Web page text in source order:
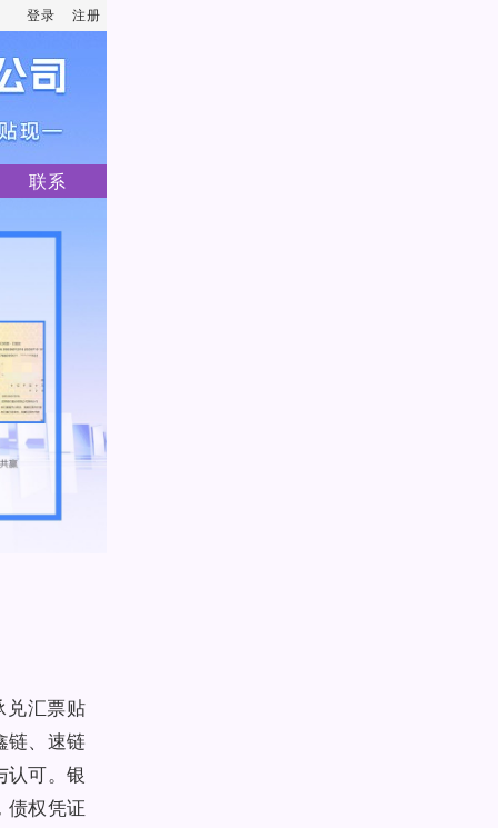
登录 注册
联系
兑汇票贴
链、速链
认可。银
债权凭证